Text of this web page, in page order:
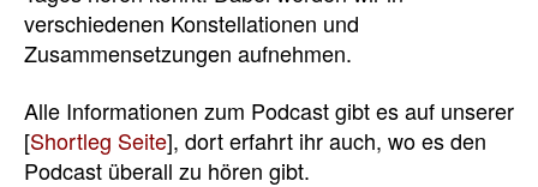
verschiedenen Konstellationen und
Zusammensetzungen aufnehmen.
Alle Informationen zum Podcast gibt es auf unserer
[Shortleg Seite], dort erfahrt ihr auch, wo es den
Podcast überall zu hören gibt.